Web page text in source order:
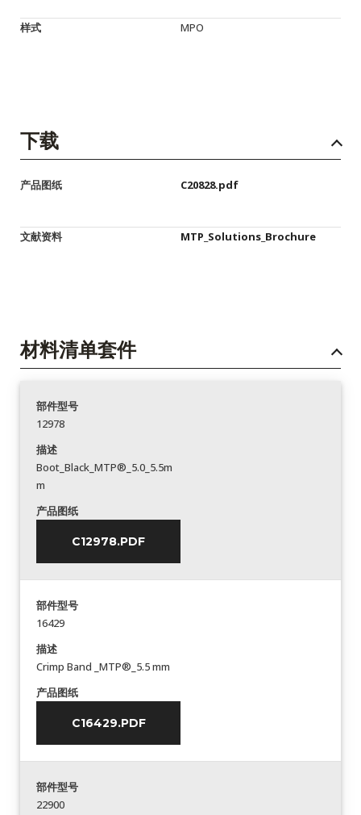
样式 MPO
下载
产品图纸 C20828.pdf
文献资料 MTP_Solutions_Brochure
材料清单套件
部件型号
12978
描述
Boot_Black_MTP®_5.0_5.5m
m
产品图纸
C12978.PDF
部件型号
16429
描述
Crimp Band _MTP®_5.5 mm
产品图纸
C16429.PDF
部件型号
22900